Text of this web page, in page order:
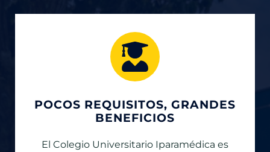
POCOS REQUISITOS, GRANDES
BENEFICIOS
El Colegio Universitario Iparamédica es